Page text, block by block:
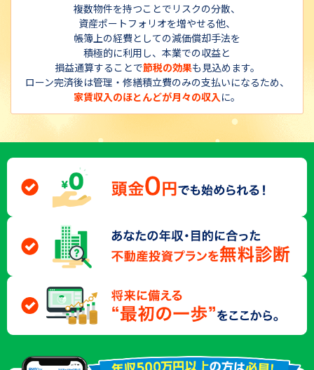
複数物件を持つことでリスクの分散、
資産ポートフォリオを増やせる他、
帳簿上の経費としての減価償却手法を
積極的に利用し、本業での収益と
損益通算することで節税の効果も見込めます。
ローン完済後は管理・修繕積立費のみの支払いになるため、
家賃収入のほとんどが月々の収入 に。